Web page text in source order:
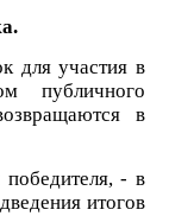
для участия в
публичного
в
- в
итогов